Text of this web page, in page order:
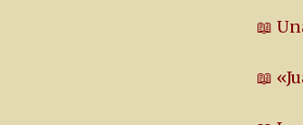
📖
📖